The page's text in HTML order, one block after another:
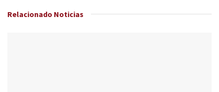
Relacionado Noticias